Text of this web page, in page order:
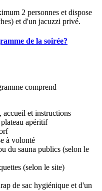
2 personnes et dispose
et d'un jacuzzi privé.
de la soirée?
comprend
accueil et instructions
apéritif
à volonté
du sauna publics (selon le
(selon le site)
de sac hygiénique et d'un